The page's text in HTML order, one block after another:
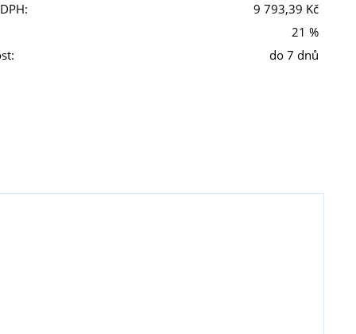
9 793,39 Kč
21 %
do 7 dnů